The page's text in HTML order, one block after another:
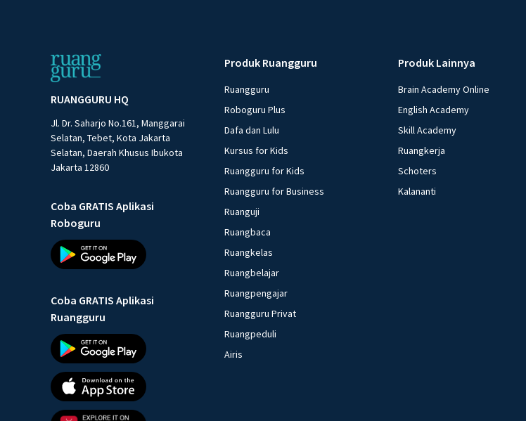
RUANGGURU HQ
Jl. Dr. Saharjo No.161, Manggarai
Selatan, Tebet, Kota Jakarta
Selatan, Daerah Khusus Ibukota
Jakarta 12860
Coba GRATIS Aplikasi
Roboguru
Coba GRATIS Aplikasi
Ruangguru
Produk Ruangguru
Ruangguru
Roboguru Plus
Dafa dan Lulu
Kursus for Kids
Ruangguru for Kids
Ruangguru for Business
Ruanguji
Ruangbaca
Ruangkelas
Ruangbelajar
Ruangpengajar
Ruangguru Privat
Ruangpeduli
Airis
Produk Lainnya
Brain Academy Online
English Academy
Skill Academy
Ruangkerja
Schoters
Kalananti